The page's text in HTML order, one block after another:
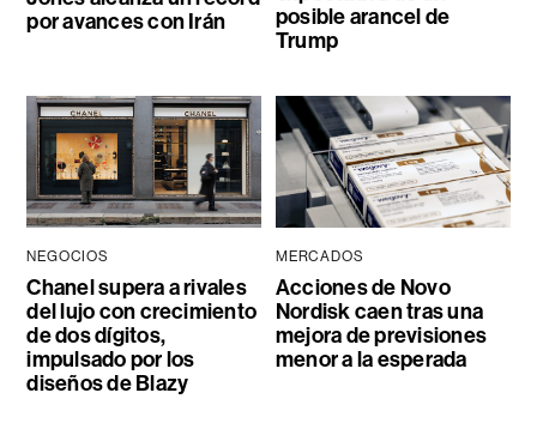
por avances con Irán
posible arancel de
Trump
NEGOCIOS
Chanel supera a rivales
del lujo con crecimiento
de dos dígitos,
impulsado por los
diseños de Blazy
MERCADOS
Acciones de Novo
Nordisk caen tras una
mejora de previsiones
menor a la esperada